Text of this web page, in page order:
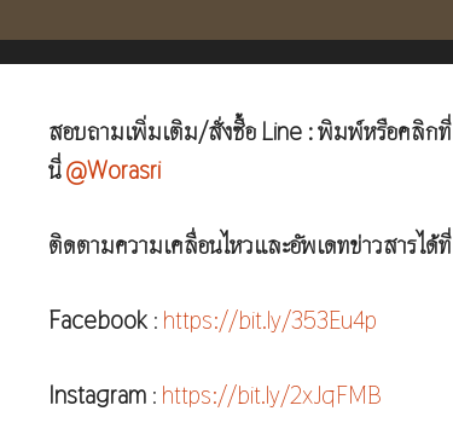
สอบถามเพิ่มเติม/สั่งซื้อ Line : พิมพ์หรือคลิกที่
นี่@Worasri
ติดตามความเคลื่อนไหวและอัพเดทข่าวสารได้ที่
Facebook : https://bit.ly/353Eu4p
Instagram : https://bit.ly/2xJqFMB